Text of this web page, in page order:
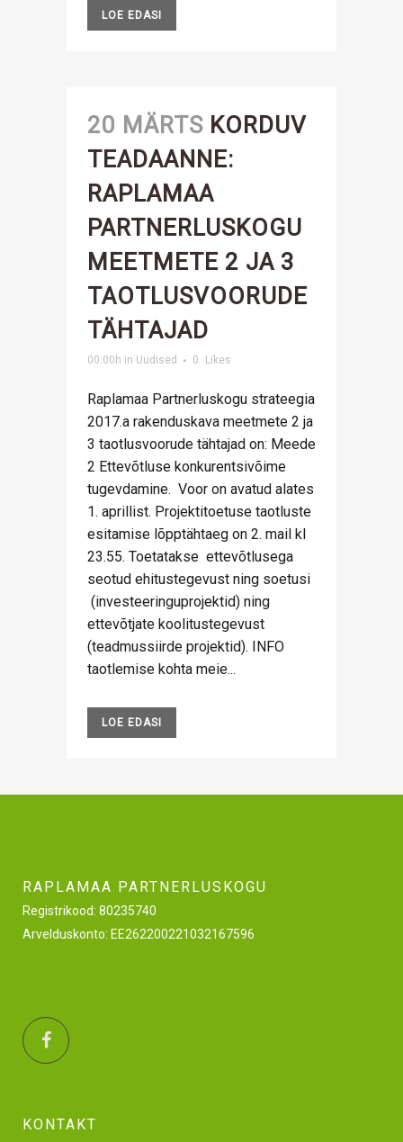
LOE EDASI
20 MÄRTS KORDUV
TEADAANNE:
RAPLAMAA
PARTNERLUSKOGU
MEETMETE 2 JA 3
TAOTLUSVOORUDE
TÄHTAJAD
00:00h in Uudised 0 Likes
Raplamaa Partnerluskogu strateegia
2017.a rakenduskava meetmete 2 ja
3 taotlusvoorude tähtajad on: Meede
2 Ettevõtluse konkurentsivõime
tugevdamine. Voor on avatud alates
1. aprillist. Projektitoetuse taotluste
esitamise lõpptähtaeg on 2. mail kl
23.55. Toetatakse ettevõtlusega
seotud ehitustegevust ning soetusi
(investeeringuprojektid) ning
ettevõtjate koolitustegevust
(teadmussiirde projektid). INFO
taotlemise kohta meie...
LOE EDASI
RAPLAMAA PARTNERLUSKOGU
Registrikood: 80235740
Arvelduskonto: EE262200221032167596
KONTAKT